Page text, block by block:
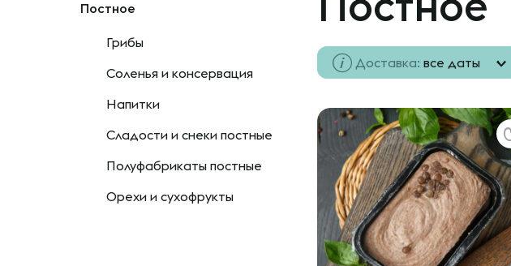
Постное
Грибы
Соленья и консервация
Напитки
Сладости и снеки постные
Полуфабрикаты постные
Орехи и сухофрукты
Доставка: все даты